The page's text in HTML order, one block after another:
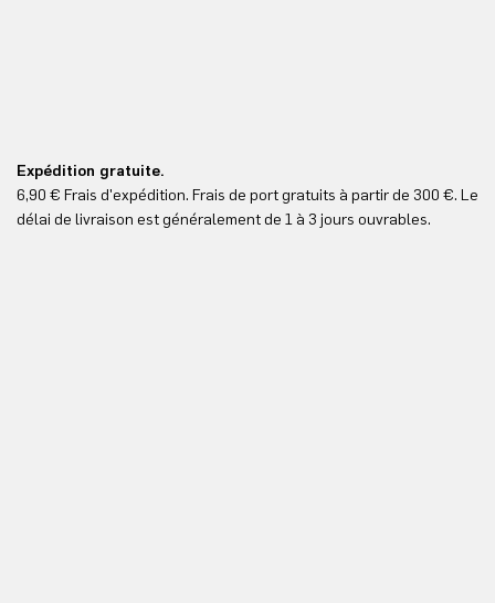
Expédition gratuite.
6,90 € Frais d'expédition. Frais de port gratuits à partir de 300 €. Le
délai de livraison est généralement de 1 à 3 jours ouvrables.